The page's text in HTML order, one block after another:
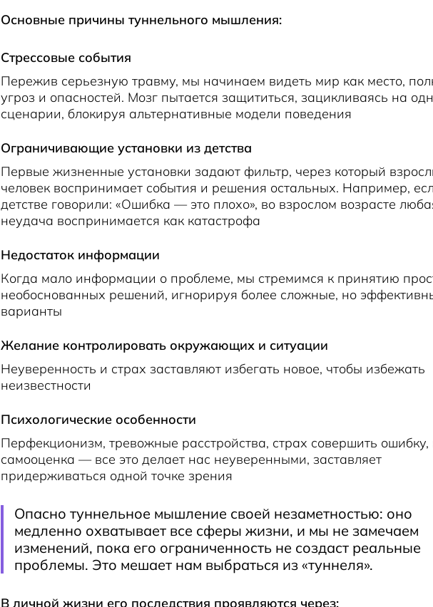
Основные причины туннельного мышления:
Стрессовые события
Пережив серьезную травму, мы начинаем видеть мир как место,
угроз и опасностей. Мозг пытается защититься, зацикливаясь на
сценарии, блокируя альтернативные модели поведения
Ограничивающие установки из детства
Первые жизненные установки задают фильтр, через который
человек воспринимает события и решения остальных. Например,
детстве говорили: «Ошибка — это плохо», во взрослом возрасте
неудача воспринимается как катастрофа
Недостаток информации
Когда мало информации о проблеме, мы стремимся к принятию
необоснованных решений, игнорируя более сложные, но
варианты
Желание контролировать окружающих и ситуации
Неуверенность и страх заставляют избегать новое, чтобы избежать
неизвестности
Психологические особенности
Перфекционизм, тревожные расстройства, страх совершить ошибку,
самооценка — все это делает нас неуверенными, заставляет
придерживаться одной точке зрения
Опасно туннельное мышление своей незаметностью: оно
медленно охватывает все сферы жизни, и мы не замечаем
изменений, пока его ограниченность не создаст реальные
проблемы. Это мешает нам выбраться из «туннеля».
В личной жизни его последствия проявляются через: